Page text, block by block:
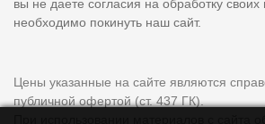
вы не даете согласия на обработку
необходимо покинуть наш сайт.
Цены указанные на сайте являются справочными и
публичной офертой (ст. 437 ГК).